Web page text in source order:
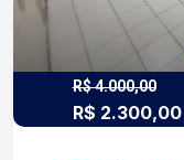
R$ 4.000,00
R$ 2.300,00